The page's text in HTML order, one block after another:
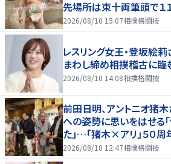
先場所は東十両筆頭で１
2026/08/10 15:07相撲格闘技
レスリング女王・登坂絵
まわし締め相撲稽古に臨
2026/08/10 14:08相撲格闘技
前田日明、アントニオ猪木
への姿勢に思いをはせる
た」…「猪木×アリ」５０周
2026/08/10 12:47相撲格闘技